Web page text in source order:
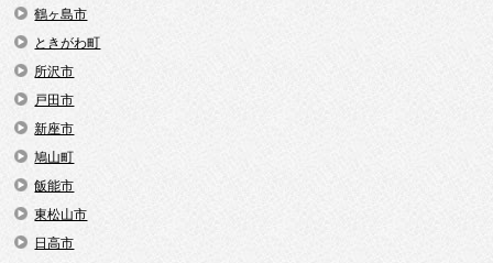
鶴ヶ島市
ときがわ町
所沢市
戸田市
新座市
鳩山町
飯能市
東松山市
日高市